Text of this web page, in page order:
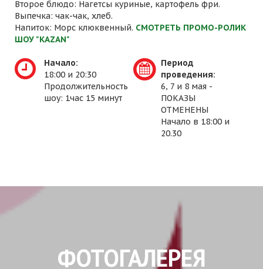
Второе блюдо: Нагетсы куриные, картофель фри.
Выпечка: чак-чак, хлеб.
Напиток: Морс клюквенный. СМОТРЕТЬ ПРОМО-РОЛИК
ШОУ "KAZAN"
Начало:
18:00 и 20:30
Продолжительность
шоу: 1час 15 минут
Период
проведения:
6, 7 и 8 мая -
ПОКАЗЫ
ОТМЕНЕНЫ
Начало в 18:00 и
20.30
ФОТОГАЛЕРЕЯ